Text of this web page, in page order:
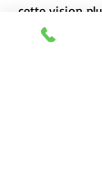
cette vision
image